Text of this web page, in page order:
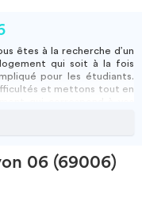
êtes à la recherche d’un
qui soit à la fois
pour les étudiants.
et mettons tout en
possibilités, mais
préciser vos critères. Si
Elles proposent des
06 (69006)